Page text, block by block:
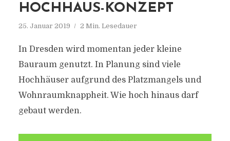
HOCHHAUS-KONZEPT
25. Januar 2019 2 Min. Lesedauer
In Dresden wird momentan jeder kleine
Bauraum genutzt. In Planung sind viele
Hochhäuser aufgrund des Platzmangels und
Wohnraumknappheit. Wie hoch hinaus darf
gebaut werden.